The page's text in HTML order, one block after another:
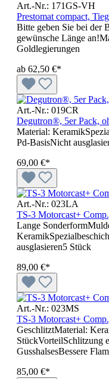
Art.-Nr.: 171GS-VH
Prestomat compact,
Bitte geben Sie bei der
gewünsche Länge
Goldlegierungen
ab 62,50 €*
Art.-Nr.: 019CR
Degutron®, 5er Pack,
Material:
Pd-BasisNicht
69,00 €*
Art.-Nr.: 023LA
TS-3 Motorcast+
Lange
ausglasieren5 Stück
89,00 €*
Art.-Nr.: 023MS
TS-3 Motorcast+
GeschlitztMaterial:
StückVorteilSchlitzung
GusshalsesBessere
85,00 €*